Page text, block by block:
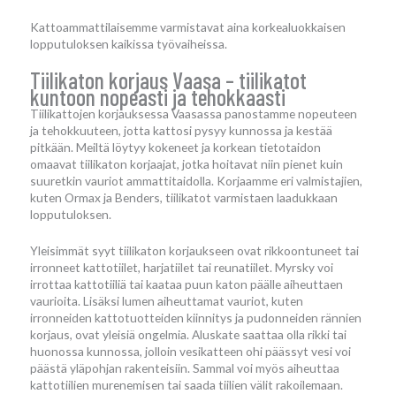
Kattoammattilaisemme varmistavat aina korkealuokkaisen
lopputuloksen kaikissa työvaiheissa.
Tiilikaton korjaus Vaasa – tiilikatot
kuntoon nopeasti ja tehokkaasti
Tiilikattojen korjauksessa Vaasassa panostamme nopeuteen
ja tehokkuuteen, jotta kattosi pysyy kunnossa ja kestää
pitkään. Meiltä löytyy kokeneet ja korkean tietotaidon
omaavat tiilikaton korjaajat, jotka hoitavat niin pienet kuin
suuretkin vauriot ammattitaidolla. Korjaamme eri valmistajien,
kuten Ormax ja Benders, tiilikatot varmistaen laadukkaan
lopputuloksen.
Yleisimmät syyt tiilikaton korjaukseen ovat rikkoontuneet tai
irronneet kattotiilet, harjatiilet tai reunatiilet. Myrsky voi
irrottaa kattotiiliä tai kaataa puun katon päälle aiheuttaen
vaurioita. Lisäksi lumen aiheuttamat vauriot, kuten
irronneiden kattotuotteiden kiinnitys ja pudonneiden rännien
korjaus, ovat yleisiä ongelmia. Aluskate saattaa olla rikki tai
huonossa kunnossa, jolloin vesikatteen ohi päässyt vesi voi
päästä yläpohjan rakenteisiin. Sammal voi myös aiheuttaa
kattotiilien murenemisen tai saada tiilien välit rakoilemaan.